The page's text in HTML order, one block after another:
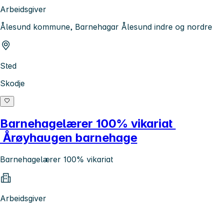
Arbeidsgiver
Ålesund kommune, Barnehagar Ålesund indre og nordre
Sted
Skodje
Barnehagelærer 100% vikariat
Årøyhaugen barnehage
Barnehagelærer 100% vikariat
Arbeidsgiver